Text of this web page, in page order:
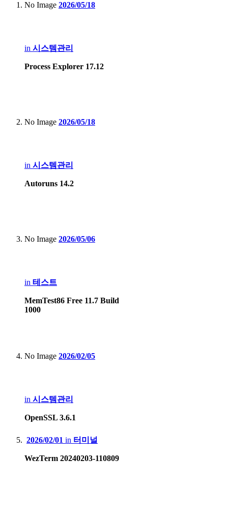
No Image 2026/05/18
in 시스템관리
Process Explorer 17.12
No Image 2026/05/18
in 시스템관리
Autoruns 14.2
No Image 2026/05/06
in 테스트
MemTest86 Free 11.7 Build
1000
No Image 2026/02/05
in 시스템관리
OpenSSL 3.6.1
2026/02/01 in 터미널
WezTerm 20240203-110809